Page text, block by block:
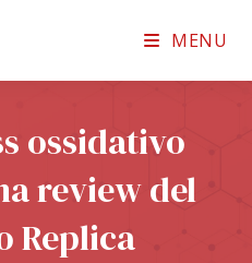
MENU
ossidativo
review del
Replica